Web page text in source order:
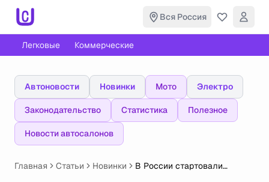
Вся Россия
Легковые Коммерческие
Автоновости Новинки Мото Электро
Законодательство Статистика Полезное
Новости автосалонов
Главная Статьи Новинки
В России стартовали